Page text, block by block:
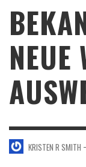
KRISTEN R SMITH